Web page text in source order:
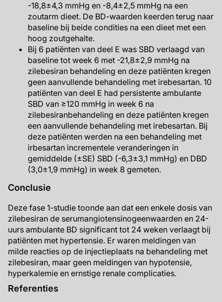
-18,8±4,3 mmHg en -8,4±2,5 mmHg na een
zoutarm dieet. De BD-waarden keerden terug naar
baseline bij beide condities na een dieet met een
hoog zoutgehalte.
Bij 6 patiënten van deel E was SBD verlaagd van
baseline tot week 6 met -21,8±2,9 mmHg na
zilebesiran behandeling en deze patiënten kregen
geen aanvullende behandeling met irebesartan. 10
patiënten van deel E had persistente ambulante
SBD van ≥120 mmHg in week 6 na
zilebesiranbehandeling en deze patiënten kregen
een aanvullende behandeling met irebesartan. Bij
deze patiënten werden na een behandeling met
irbesartan incrementele veranderingen in
gemiddelde (±SE) SBD (-6,3±3,1 mmHg) en DBD
(3,0±1,9 mmHg) in week 8 gemeten.
Conclusie
Deze fase 1-studie toonde aan dat een enkele dosis van
zilebesiran de serumangiotensinogeenwaarden en 24-
uurs ambulante BD significant tot 24 weken verlaagt bij
patiënten met hypertensie. Er waren meldingen van
milde reacties op de injectieplaats na behandeling met
zilebesiran, maar geen meldingen van hypotensie,
hyperkalemie en ernstige renale complicaties.
Referenties